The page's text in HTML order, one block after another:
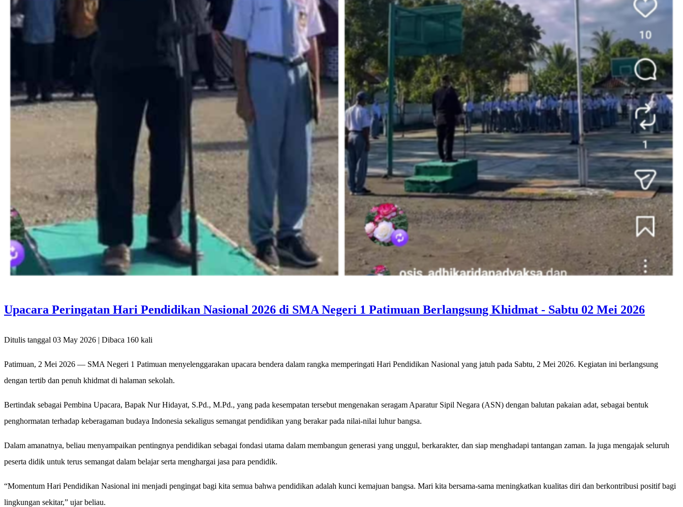
Upacara Peringatan Hari Pendidikan Nasional 2026 di SMA Negeri 1 Patimuan Berlangsung Khidmat - Sabtu 02 Mei 2026
Ditulis tanggal 03 May 2026 | Dibaca 160 kali
Patimuan, 2 Mei 2026 — SMA Negeri 1 Patimuan menyelenggarakan upacara bendera dalam rangka memperingati Hari Pendidikan Nasional yang jatuh pada Sabtu, 2 Mei 2026. Kegiatan ini berlangsung
dengan tertib dan penuh khidmat di halaman sekolah.
Bertindak sebagai Pembina Upacara, Bapak Nur Hidayat, S.Pd., M.Pd., yang pada kesempatan tersebut mengenakan seragam Aparatur Sipil Negara (ASN) dengan balutan pakaian adat, sebagai bentuk
penghormatan terhadap keberagaman budaya Indonesia sekaligus semangat pendidikan yang berakar pada nilai-nilai luhur bangsa.
Dalam amanatnya, beliau menyampaikan pentingnya pendidikan sebagai fondasi utama dalam membangun generasi yang unggul, berkarakter, dan siap menghadapi tantangan zaman. Ia juga mengajak seluruh
peserta didik untuk terus semangat dalam belajar serta menghargai jasa para pendidik.
“Momentum Hari Pendidikan Nasional ini menjadi pengingat bagi kita semua bahwa pendidikan adalah kunci kemajuan bangsa. Mari kita bersama-sama meningkatkan kualitas diri dan berkontribusi positif bagi
lingkungan sekitar,” ujar beliau.